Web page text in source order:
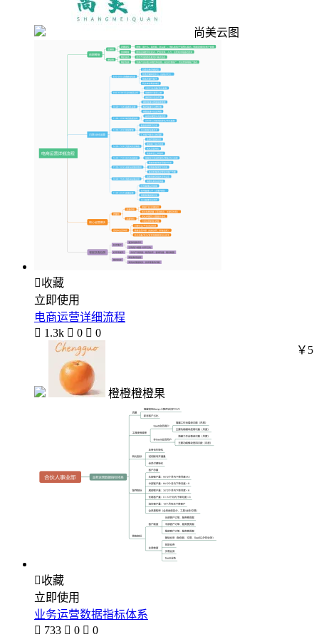
尚美云图
收藏
立即使用
电商运营详细流程
 1.3k  0  0
橙橙橙橙果
￥5
收藏
立即使用
业务运营数据指标体系
 733  0  0